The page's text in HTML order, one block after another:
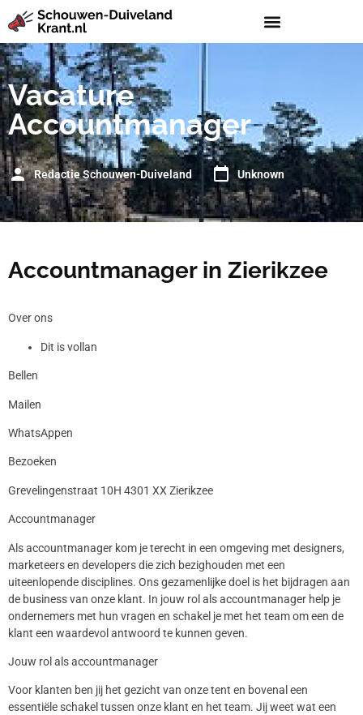
Vacature
Accountmanager
Redactie Schouwen-Duiveland Unknown
Accountmanager in Zierikzee
Over ons
Dit is vollan
Bellen
Mailen
WhatsAppen
Bezoeken
Grevelingenstraat 10H 4301 XX Zierikzee
Accountmanager
Als accountmanager kom je terecht in een omgeving met designers,
marketeers en developers die zich bezighouden met een
uiteenlopende disciplines. Ons gezamenlijke doel is het bijdragen aan
de business van onze klant. In jouw rol als accountmanager help je
ondernemers met hun vragen en schakel je met het team om een de
klant een waardevol antwoord te kunnen geven.
Jouw rol als accountmanager
Voor klanten ben jij het gezicht van onze tent en bovenal een
essentiële schakel tussen onze klant en het team. Jij weet wat een